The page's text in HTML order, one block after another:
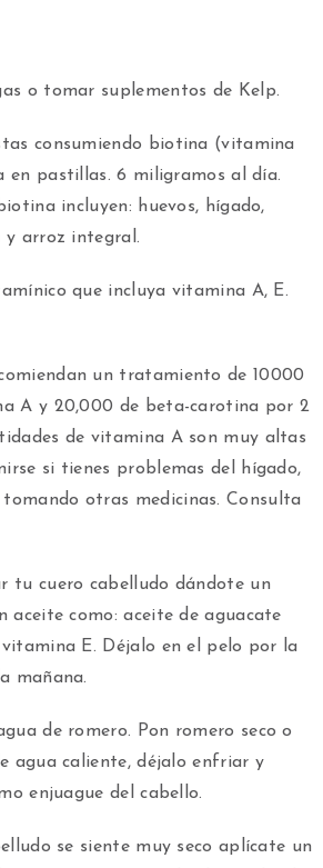
o tomar suplementos de Kelp.
consumiendo biotina (vitamina
en pastillas. 6 miligramos al día.
incluyen: huevos, hígado,
y arroz integral.
que incluya vitamina A, E.
un tratamiento de 10000
A y 20,000 de beta-carotina por 2
de vitamina A son muy altas
si tienes problemas del hígado,
otras medicinas. Consulta
tu cuero cabelludo dándote un
aceite como: aceite de aguacate
E. Déjalo en el pelo por la
mañana.
de romero. Pon romero seco o
agua caliente, déjalo enfriar y
enjuague del cabello.
se siente muy seco aplícate un